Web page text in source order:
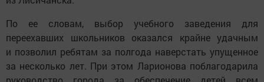
По ее словам, выбор учебного заведения для
переехавших школьников оказался крайне удачным
и позволил ребятам за полгода наверстать упущенное
за несколько лет. При этом Ларионова поблагодарила